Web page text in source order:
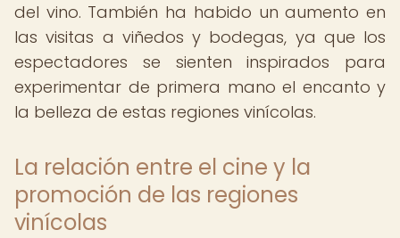
del vino. También ha habido un aumento en
las visitas a viñedos y bodegas, ya que los
espectadores se sienten inspirados para
experimentar de primera mano el encanto y
la belleza de estas regiones vinícolas.
La relación entre el cine y la
promoción de las regiones
vinícolas